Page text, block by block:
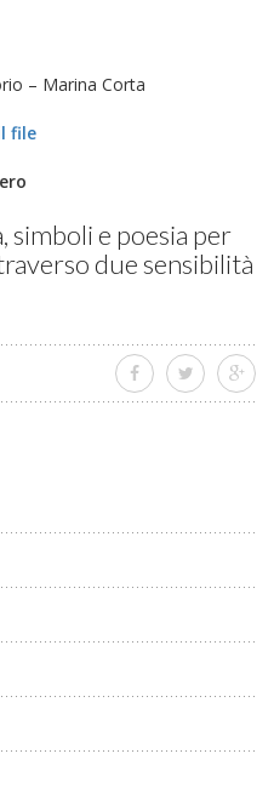
– Marina Corta
file
e poesia per
due sensibilità